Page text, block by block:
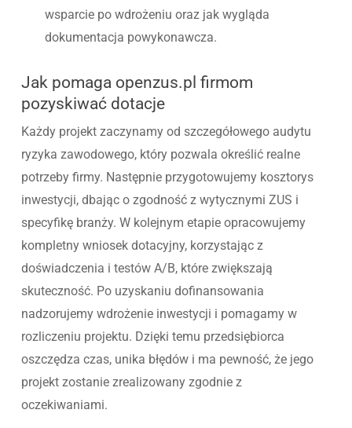
wsparcie po wdrożeniu oraz jak wygląda
dokumentacja powykonawcza.
Jak pomaga openzus.pl firmom
pozyskiwać dotacje
Każdy projekt zaczynamy od szczegółowego audytu
ryzyka zawodowego, który pozwala określić realne
potrzeby firmy. Następnie przygotowujemy kosztorys
inwestycji, dbając o zgodność z wytycznymi ZUS i
specyfikę branży. W kolejnym etapie opracowujemy
kompletny wniosek dotacyjny, korzystając z
doświadczenia i testów A/B, które zwiększają
skuteczność. Po uzyskaniu dofinansowania
nadzorujemy wdrożenie inwestycji i pomagamy w
rozliczeniu projektu. Dzięki temu przedsiębiorca
oszczędza czas, unika błędów i ma pewność, że jego
projekt zostanie zrealizowany zgodnie z
oczekiwaniami.